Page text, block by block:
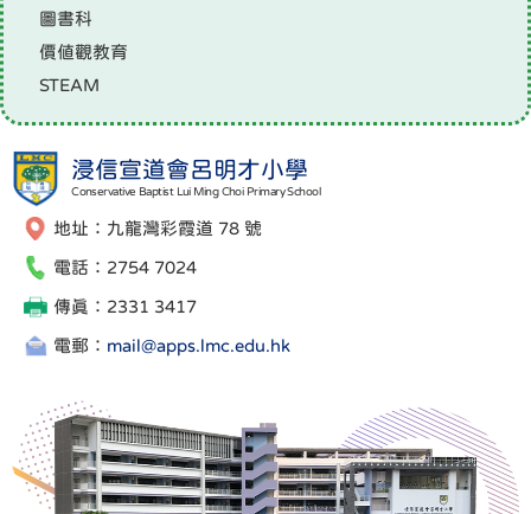
圖書科
價值觀教育
STEAM
浸信宣道會呂明才小學
Conservative Baptist Lui Ming Choi Primary School
地址：九龍灣彩霞道 78 號
電話：2754 7024
傳真：2331 3417
電郵： mail@apps.lmc.edu.hk